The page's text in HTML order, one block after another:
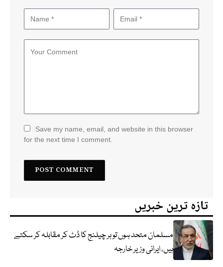
Save my name, email, and website in this browser
for the next time I comment.
تازہ ترین خبریں
مسلمان متحد ہوں تو ہر چیلنج کا ڈٹ کر مقابلہ کر سکتے
ہیں، ایرانی وزیر خارجہ